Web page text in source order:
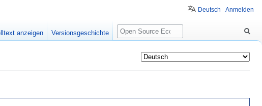
Deutsch Anmelden
anzeigen Versionsgeschichte
Suche